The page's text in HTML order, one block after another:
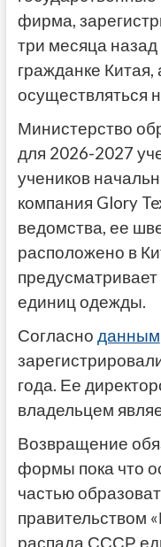
фирма,
три месяца
гражданке
осуществляться
Министерство
для 2026-2027
учеников
компания Glory
ведомства, ее
расположено в
единиц одежды.
Согласно данным
года. Ее
владельцем
Возвращение
формы пока что
частью
правительством
распада СССР